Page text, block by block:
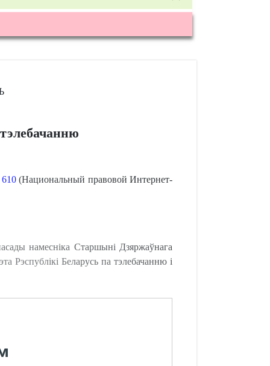
610(Национальный правовой Интернет-
намесніка Старшыні Дзяржаўнага
Рэспублікі Беларусь па тэлебачанню і